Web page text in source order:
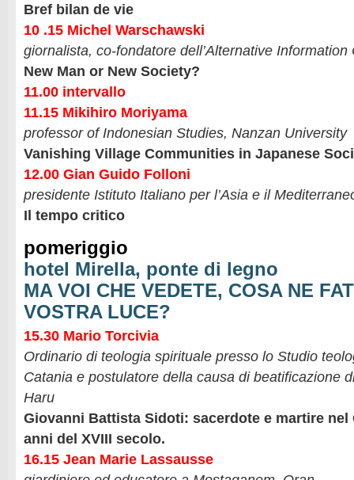
Bref bilan de vie
10 .15 Michel Warschawski
giornalista, co-fondatore dell’Alternative Information
New Man or New Society?
11.00 intervallo
11.15 Mikihiro Moriyama
professor of Indonesian Studies, Nanzan University
Vanishing Village Communities in Japanese
12.00 Gian Guido Folloni
presidente Istituto Italiano per l’Asia e il
Il tempo critico
pomeriggio
hotel Mirella, ponte di legno
MA VOI CHE VEDETE, COSA NE
VOSTRA LUCE?
15.30 Mario Torcivia
Ordinario di teologia spirituale presso lo Studio
Catania e postulatore della causa di beatificazione
Haru
Giovanni Battista Sidoti: sacerdote e martire nel
anni del XVIII secolo.
16.15 Jean Marie Lassausse